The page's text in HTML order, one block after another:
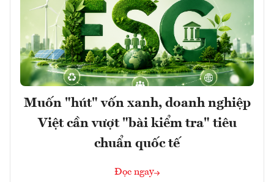
Muốn "hút" vốn xanh, doanh nghiệp
Việt cần vượt "bài kiểm tra" tiêu
chuẩn quốc tế
Đọc ngay